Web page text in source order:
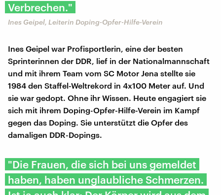
Verbrechen."
Ines Geipel, Leiterin Doping-Opfer-Hilfe-Verein
Ines Geipel war Profisportlerin, eine der besten
Sprinterinnen der DDR, lief in der Nationalmannschaft
und mit ihrem Team vom SC Motor Jena stellte sie
1984 den Staffel-Weltrekord in 4x100 Meter auf. Und
sie war gedopt. Ohne ihr Wissen. Heute engagiert sie
sich mit ihrem Doping-Opfer-Hilfe-Verein im Kampf
gegen das Doping. Sie unterstützt die Opfer des
damaligen DDR-Dopings.
"Die Frauen, die sich bei uns gemeldet
haben, haben unglaubliche Schmerzen.